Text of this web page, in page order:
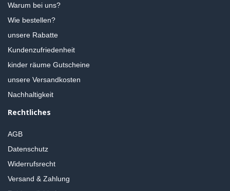
Warum bei uns?
Wie bestellen?
unsere Rabatte
Kundenzufriedenheit
kinder räume Gutscheine
unsere Versandkosten
Nachhaltigkeit
Rechtliches
AGB
Datenschutz
Widerrufsrecht
Versand & Zahlung